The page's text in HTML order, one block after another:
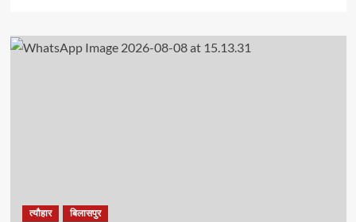
त्यौहार बिलासपुर